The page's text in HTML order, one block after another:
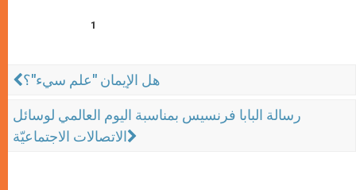
1
هل الإيمان "علم سيء"؟
رسالة البابا فرنسيس بمناسبة اليوم العالمي لوسائل
الاتصالات الاجتماعيّة